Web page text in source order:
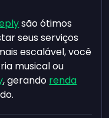
são ótimos
seus serviços
escalável, você
musical ou
, gerando renda